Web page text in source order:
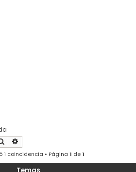
Buscar
1 coincidencia • Página 1 de1